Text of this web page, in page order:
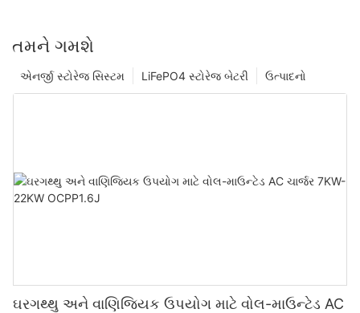
તમને ગમશે
ઉત્પાદનો
LiFePO4 સ્ટોરેજ બેટરી
એનર્જી સ્ટોરેજ સિસ્ટમ
ઘરગથ્થુ અને વાણિજ્યિક ઉપયોગ માટે વોલ-માઉન્ટેડ AC